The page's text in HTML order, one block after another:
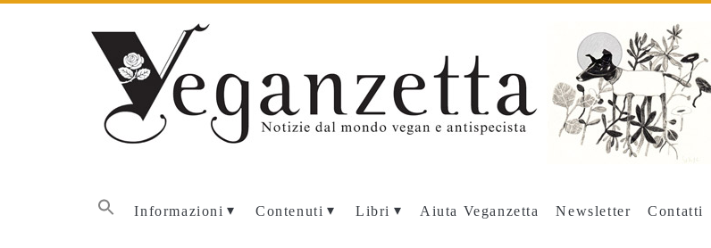
Informazioni Contenuti Libri Aiuta Veganzetta Newsletter Contatti